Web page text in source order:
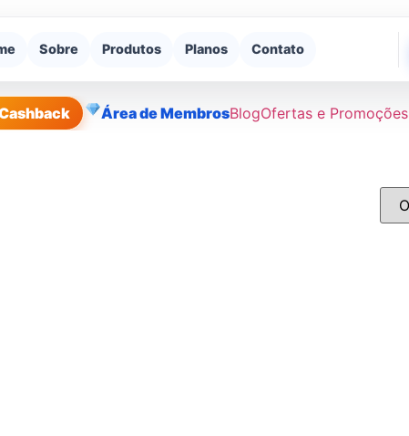
Sobre Produtos Planos Contato
Área de MembrosBlogOfertas e Promoções